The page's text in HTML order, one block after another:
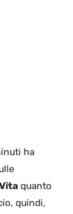
ha
quanto
quindi,